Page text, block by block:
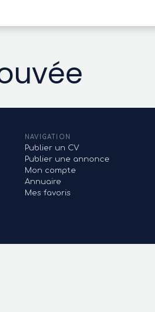
NAVIGATION
Publier un CV
Publier une annonce
Mon compte
Annuaire
Mes favoris